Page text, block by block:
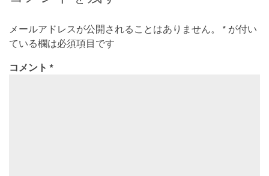
メールアドレスが公開されることはありません。 * が付い
ている欄は必須項目です
コメント *